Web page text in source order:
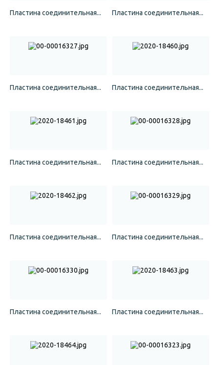
Пластина соединительная... Пластина соединительная...
Пластина соединительная... Пластина соединительная...
Пластина соединительная... Пластина соединительная...
Пластина соединительная... Пластина соединительная...
Пластина соединительная... Пластина соединительная...